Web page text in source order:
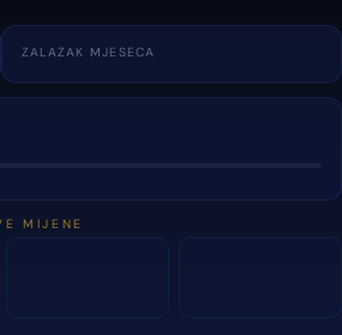
ZALAZAK MJESECA
MIJENE